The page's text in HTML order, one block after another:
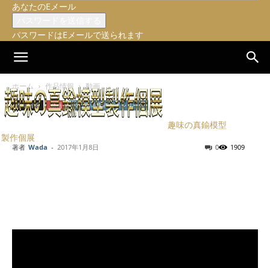
あなたのEメール
パスワードはEメールで送られます
趣味の真鍮模型
製作個展
ホーム 作品情報 動画
作品情報 動画 大日本帝國陸海軍シリーズ
著者 Wada - 2017年1月8日 1909
0